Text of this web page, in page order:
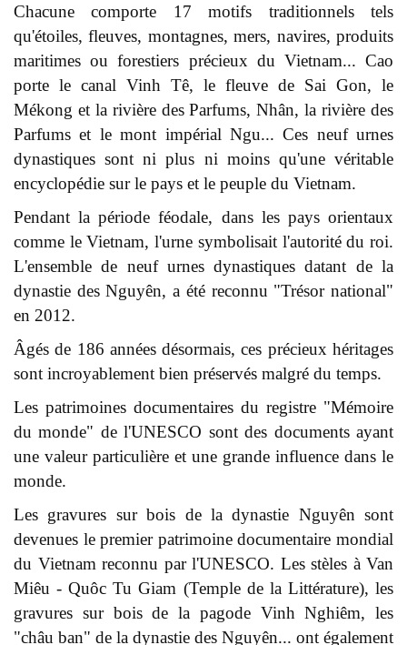
Chacune comporte 17 motifs traditionnels tels
qu'étoiles, fleuves, montagnes, mers, navires, produits
maritimes ou forestiers précieux du Vietnam... Cao
porte le canal Vinh Tê, le fleuve de Sai Gon, le
Mékong et la rivière des Parfums, Nhân, la rivière des
Parfums et le mont impérial Ngu... Ces neuf urnes
dynastiques sont ni plus ni moins qu'une véritable
encyclopédie sur le pays et le peuple du Vietnam.
Pendant la période féodale, dans les pays orientaux
comme le Vietnam, l'urne symbolisait l'autorité du roi.
L'ensemble de neuf urnes dynastiques datant de la
dynastie des Nguyên, a été reconnu "Trésor national"
en 2012.
Âgés de 186 années désormais, ces précieux héritages
sont incroyablement bien préservés malgré du temps.
Les patrimoines documentaires du registre "Mémoire
du monde" de l'UNESCO sont des documents ayant
une valeur particulière et une grande influence dans le
monde.
Les gravures sur bois de la dynastie Nguyên sont
devenues le premier patrimoine documentaire mondial
du Vietnam reconnu par l'UNESCO. Les stèles à Van
Miêu - Quôc Tu Giam (Temple de la Littérature), les
gravures sur bois de la pagode Vinh Nghiêm, les
"châu ban" de la dynastie des Nguyên... ont également